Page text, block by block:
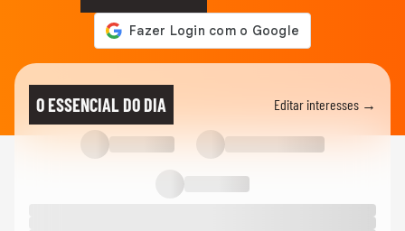
O ESSENCIAL DO DIA Editar interesses →